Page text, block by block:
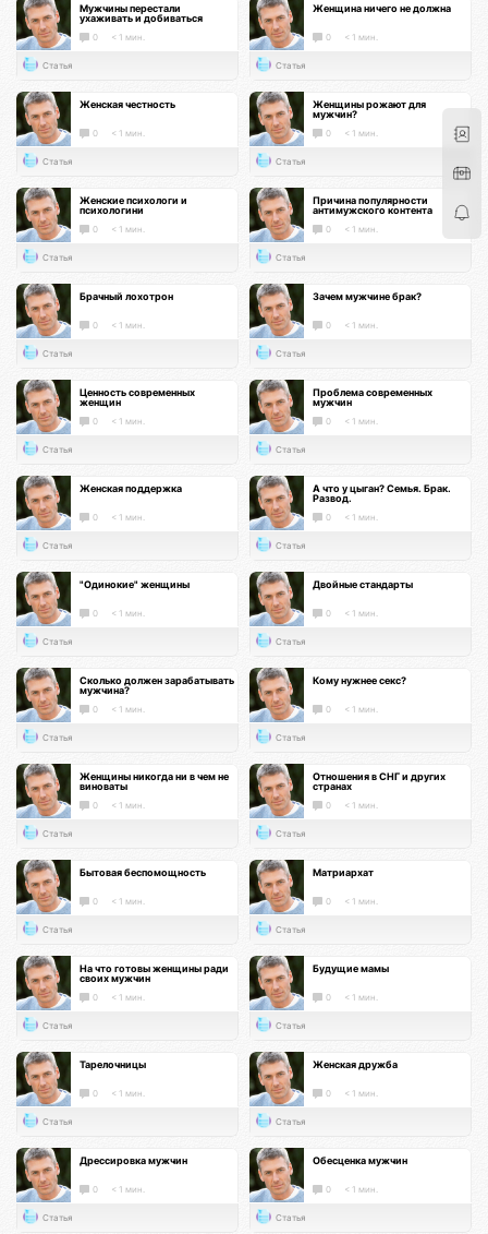
Мужчины перестали
ухаживать и добиваться
0 < 1 мин.
Статья
Женщина ничего не должна
0 < 1 мин.
Статья
Женская честность
0 < 1 мин.
Статья
Женщины рожают для
мужчин?
0 < 1 мин.
Статья
Женские психологи и
психологини
0 < 1 мин.
Статья
Причина популярности
антимужского контента
0 < 1 мин.
Статья
Брачный лохотрон
0 < 1 мин.
Статья
Зачем мужчине брак?
0 < 1 мин.
Статья
Ценность современных
женщин
0 < 1 мин.
Статья
Проблема современных
мужчин
0 < 1 мин.
Статья
Женская поддержка
0 < 1 мин.
Статья
А что у цыган? Семья. Брак.
Развод.
0 < 1 мин.
Статья
"Одинокие" женщины
0 < 1 мин.
Статья
Двойные стандарты
0 < 1 мин.
Статья
Сколько должен зарабатывать
мужчина?
0 < 1 мин.
Статья
Кому нужнее секс?
0 < 1 мин.
Статья
Женщины никогда ни в чем не
виноваты
0 < 1 мин.
Статья
Отношения в СНГ и других
странах
0 < 1 мин.
Статья
Бытовая беспомощность
0 < 1 мин.
Статья
Матриархат
0 < 1 мин.
Статья
На что готовы женщины ради
своих мужчин
0 < 1 мин.
Статья
Будущие мамы
0 < 1 мин.
Статья
Тарелочницы
0 < 1 мин.
Статья
Женская дружба
0 < 1 мин.
Статья
Дрессировка мужчин
0 < 1 мин.
Статья
Обесценка мужчин
0 < 1 мин.
Статья